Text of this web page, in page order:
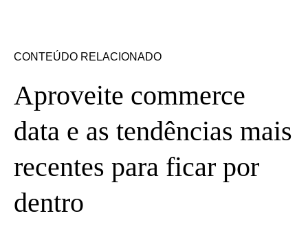
CONTEÚDO RELACIONADO
Aproveite commerce
data e as tendências mais
recentes para ficar por
dentro